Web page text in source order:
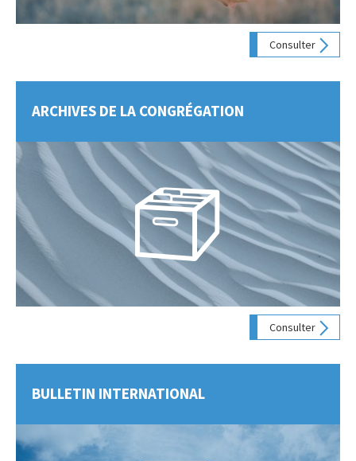
Consulter
ARCHIVES DE LA CONGRÉGATION
Consulter
BULLETIN INTERNATIONAL